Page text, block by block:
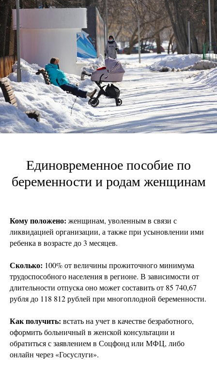
Единовременное пособие по
беременности и родам женщинам
Кому положено: женщинам, уволенным в связи с
ликвидацией организации, а также при усыновлении ими
ребенка в возрасте до 3 месяцев.
Сколько: 100% от величины прожиточного минимума
трудоспособного населения в регионе. В зависимости от
длительности отпуска оно может составить от 85 740,67
рубля до 118 812 рублей при многоплодной беременности.
Как получить: встать на учет в качестве безработного,
оформить больничный в женской консультации и
обратиться с заявлением в Соцфонд или МФЦ, либо
онлайн через «Госуслуги».